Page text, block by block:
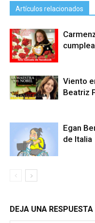
Artículos relacionados
Viento
Beatriz
Egan
de Italia
DEJA UNA RESPUESTA